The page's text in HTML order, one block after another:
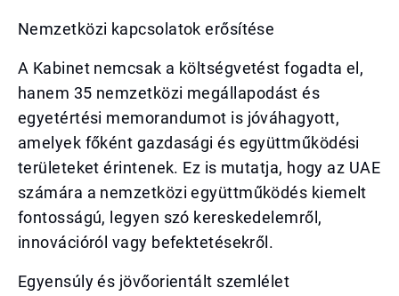
Nemzetközi kapcsolatok erősítése
A Kabinet nemcsak a költségvetést fogadta el,
hanem 35 nemzetközi megállapodást és
egyetértési memorandumot is jóváhagyott,
amelyek főként gazdasági és együttműködési
területeket érintenek. Ez is mutatja, hogy az UAE
számára a nemzetközi együttműködés kiemelt
fontosságú, legyen szó kereskedelemről,
innovációról vagy befektetésekről.
Egyensúly és jövőorientált szemlélet